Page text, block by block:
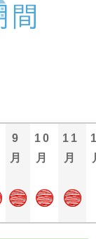
9
月
10
月
11
月